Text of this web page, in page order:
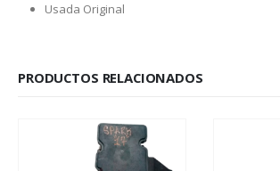
Usada Original
PRODUCTOS RELACIONADOS